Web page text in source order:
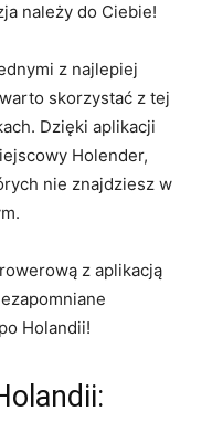
należy do Ciebie!
z najlepiej
skorzystać z tej
Dzięki aplikacji
Holender,
nie znajdziesz w
z aplikacją
Holandii!